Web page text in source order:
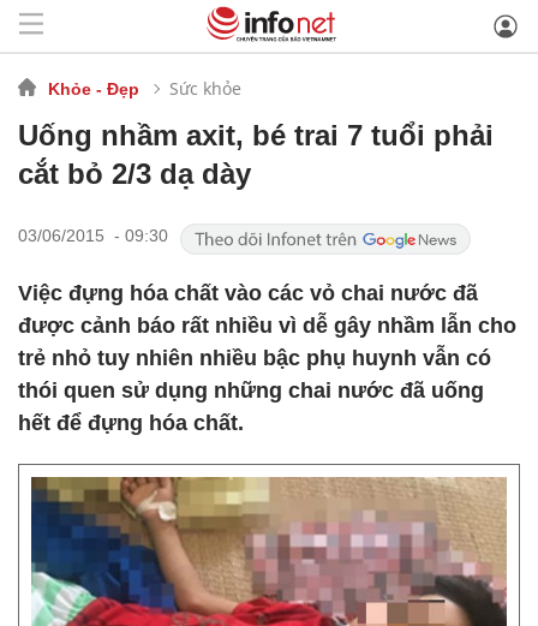
Khỏe - Đẹp Sức khỏe
Uống nhầm axit, bé trai 7 tuổi phải
cắt bỏ 2/3 dạ dày
03/06/2015 - 09:30
Việc đựng hóa chất vào các vỏ chai nước đã
được cảnh báo rất nhiều vì dễ gây nhầm lẫn cho
trẻ nhỏ tuy nhiên nhiều bậc phụ huynh vẫn có
thói quen sử dụng những chai nước đã uống
hết để đựng hóa chất.